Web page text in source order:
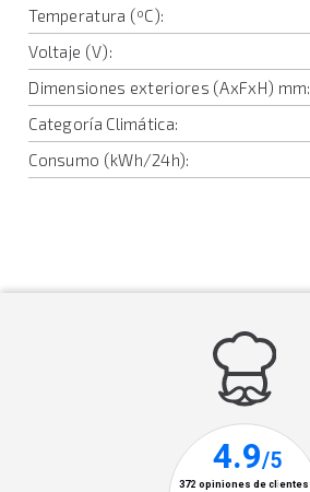
Temperatura (ºC):
Voltaje (V):
Dimensiones exteriores (AxFxH) mm:
Categoría Climática:
Consumo (kWh/24h):